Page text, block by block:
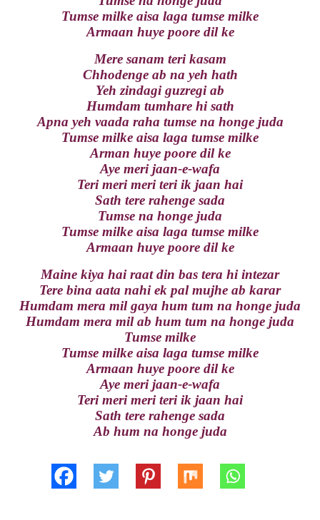
Tumse milke aisa laga tumse milke
Armaan huye poore dil ke
Mere sanam teri kasam
Chhodenge ab na yeh hath
Yeh zindagi guzregi ab
Humdam tumhare hi sath
Apna yeh vaada raha tumse na honge juda
Tumse milke aisa laga tumse milke
Arman huye poore dil ke
Aye meri jaan-e-wafa
Teri meri meri teri ik jaan hai
Sath tere rahenge sada
Tumse na honge juda
Tumse milke aisa laga tumse milke
Armaan huye poore dil ke
Maine kiya hai raat din bas tera hi intezar
Tere bina aata nahi ek pal mujhe ab karar
Humdam mera mil gaya hum tum na honge juda
Humdam mera mil ab hum tum na honge juda
Tumse milke
Tumse milke aisa laga tumse milke
Armaan huye poore dil ke
Aye meri jaan-e-wafa
Teri meri meri teri ik jaan hai
Sath tere rahenge sada
Ab hum na honge juda